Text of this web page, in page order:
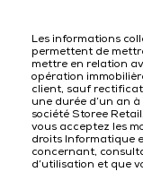
Les informations
permettent de
mettre en relation
opération
client, sauf
une durée d’un an
société Storee
vous acceptez les
droits Informatique
concernant,
d’utilisation et que